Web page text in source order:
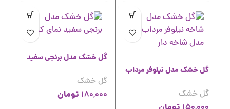
گل خشک مدل نیلوفر مرداب
گل خشک
گل خشک مدل برنجی سفید
گل خشک
180,000 تومان